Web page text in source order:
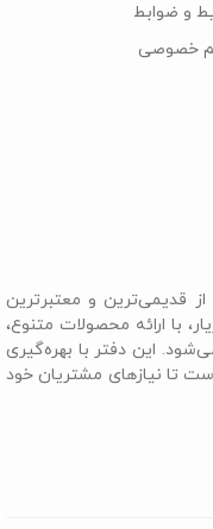
و ضوابط
خصوصی
قدیمی‌ترین و معتبرترین
با ارائه محصولات متنوع،
این دفتر با بهره‌گیری
تا نیازهای مشتریان خود